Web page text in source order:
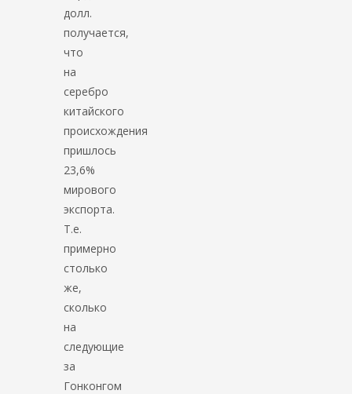
долл.
получается,
что
на
серебро
китайского
происхождения
пришлось
23,6%
мирового
экспорта.
Т.е.
примерно
столько
же,
сколько
на
следующие
за
Гонконгом